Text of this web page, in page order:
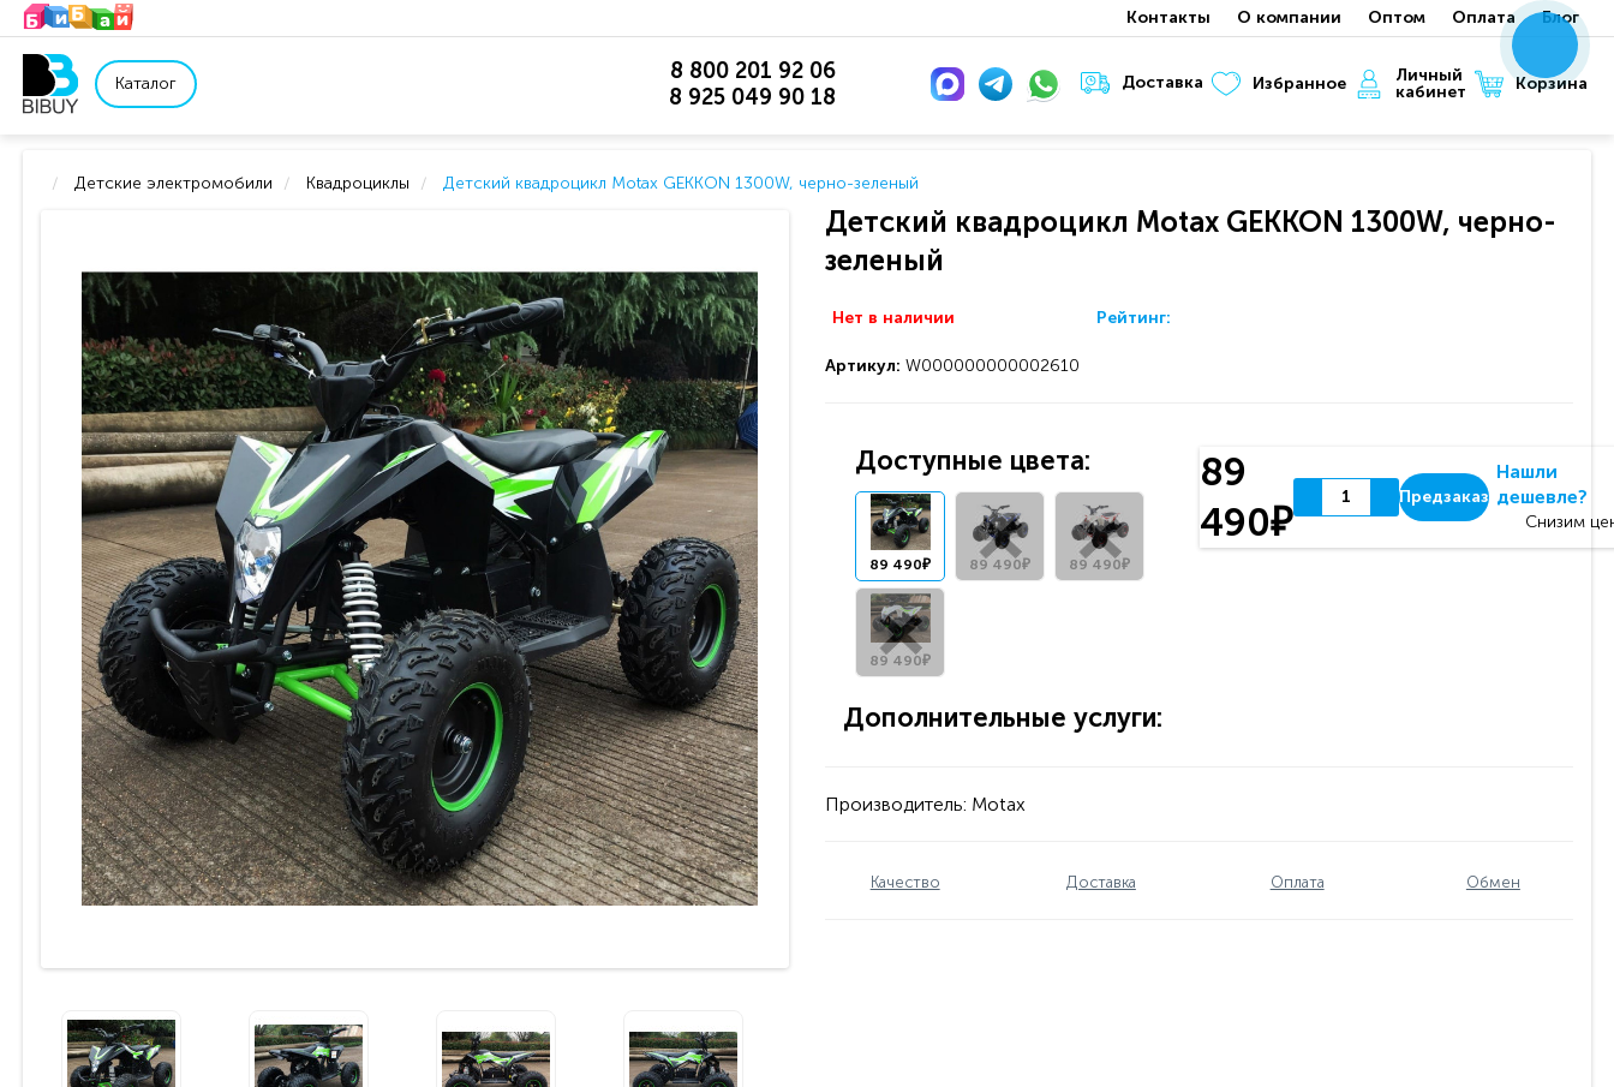
Контакты О компании Оптом Оплата Блог
Каталог
8 800 201 92 06
8 925 049 90 18
Доставка Избранное
Личный
кабинет
Корзина
Детские электромобили Квадроциклы Детский квадроцикл Motax GEKKON 1300W, черно-зеленый
Детский квадроцикл Motax GEKKON 1300W, черно-
зеленый
Нет в наличии Рейтинг:
Артикул: W000000000002610
Доступные цвета:
89 490₽ 89 490₽ 89 490₽
89 490₽
Дополнительные услуги:
89
490₽
Предзаказ
Нашли
дешевле?
Снизим
Производитель: Motax
Качество Доставка Оплата Обмен
xxx